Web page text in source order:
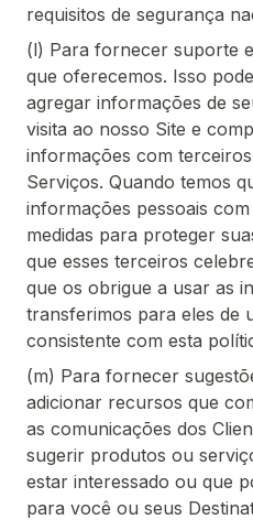
requisitos de segurança
(l) Para fornecer suporte
que oferecemos. Isso
agregar informações de
visita ao nosso Site e
informações com
Serviços. Quando temos
informações pessoais
medidas para proteger
que esses terceiros
que os obrigue a usar as
transferimos para eles de
consistente com esta
(m) Para fornecer
adicionar recursos que
as comunicações dos
sugerir produtos ou
estar interessado ou que
para você ou seus